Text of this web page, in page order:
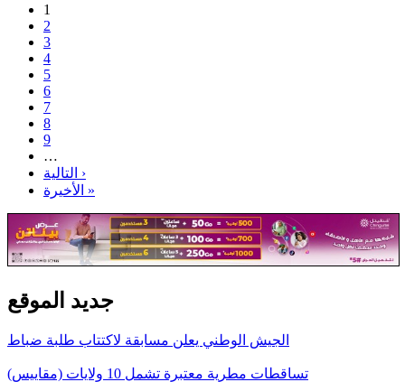
1
2
3
4
5
6
7
8
9
…
التالية ›
الأخيرة »
جديد الموقع
الجيش الوطني يعلن مسابقة لاكتتاب طلبة ضباط
تساقطات مطرية معتبرة تشمل 10 ولايات (مقاييس)